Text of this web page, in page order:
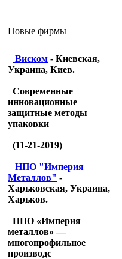
Новые фирмы
Виском - Киевская,
Украина, Киев.
Современные
инновационные
защитные методы
упаковки
(11-21-2019)
НПО "Империя
Металлов" -
Харьковская, Украина,
Харьков.
НПО «Империя
металлов» —
многопрофильное
производс